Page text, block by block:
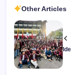
Other Articles